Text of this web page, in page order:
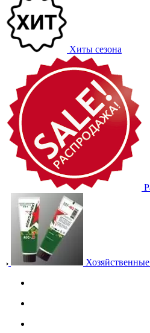
Хиты сезона